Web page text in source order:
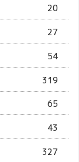
20
27
54
319
65
43
327